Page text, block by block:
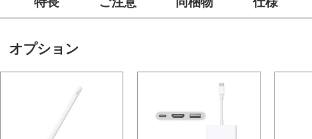
オプション